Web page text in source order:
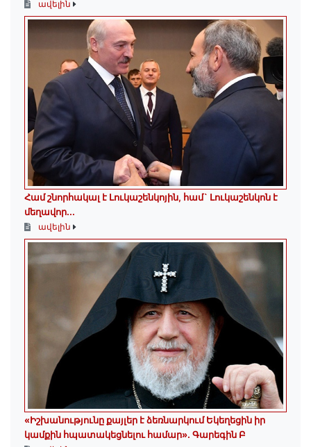
ավելին
Համ շնորհակալ է Լուկաշենկոյին, համ` Լուկաշենկոն է
մեղավոր․․․
ավելին
«Իշխանությունը քայլեր է ձեռնարկում Եկեղեցին իր
կամքին հպատակեցնելու համար»․ Գարեգին Բ